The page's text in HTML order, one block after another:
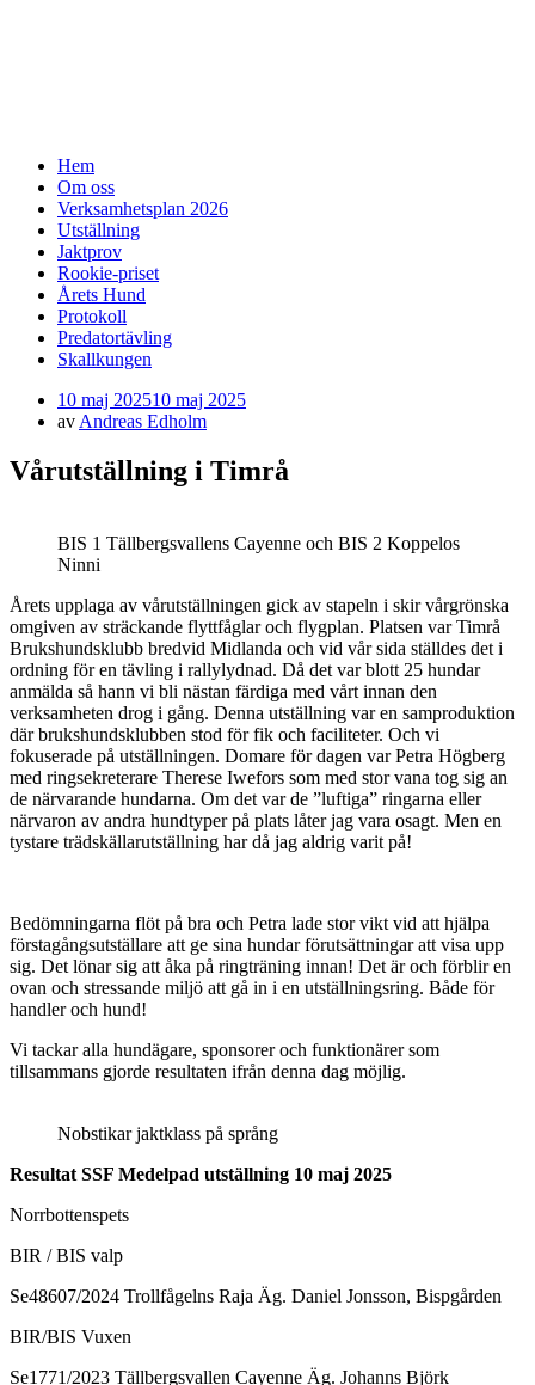
Meny
Hoppa
innehåll
Hem
Om oss
Verksamhetsplan 2026
Utställning
Jaktprov
Rookie-priset
Årets Hund
Protokoll
Predatortävling
Skallkungen
Publicerad
den
10 maj 202510 maj 2025
av Andreas Edholm
Vårutställning i Timrå
BIS 1 Tällbergsvallens Cayenne och BIS 2 Koppelos
Ninni
Årets upplaga av vårutställningen gick av stapeln i skir vårgrönska
omgiven av sträckande flyttfåglar och flygplan. Platsen var Timrå
Brukshundsklubb bredvid Midlanda och vid vår sida ställdes det i
ordning för en tävling i rallylydnad. Då det var blott 25 hundar
anmälda så hann vi bli nästan färdiga med vårt innan den
verksamheten drog i gång. Denna utställning var en samproduktion
där brukshundsklubben stod för fik och faciliteter. Och vi
fokuserade på utställningen. Domare för dagen var Petra Högberg
med ringsekreterare Therese Iwefors som med stor vana tog sig an
de närvarande hundarna. Om det var de ”luftiga” ringarna eller
närvaron av andra hundtyper på plats låter jag vara osagt. Men en
tystare trädskällarutställning har då jag aldrig varit på!
Bedömningarna flöt på bra och Petra lade stor vikt vid att hjälpa
förstagångsutställare att ge sina hundar förutsättningar att visa upp
sig. Det lönar sig att åka på ringträning innan! Det är och förblir en
ovan och stressande miljö att gå in i en utställningsring. Både för
handler och hund!
Vi tackar alla hundägare, sponsorer och funktionärer som
tillsammans gjorde resultaten ifrån denna dag möjlig.
Nobstikar jaktklass på språng
Resultat SSF Medelpad utställning 10 maj 2025
Norrbottenspets
BIR / BIS valp
Se48607/2024 Trollfågelns Raja Äg. Daniel Jonsson, Bispgården
BIR/BIS Vuxen
Se1771/2023 Tällbergsvallen Cayenne Äg. Johanns Björk